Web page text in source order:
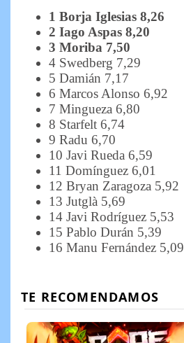
1 Borja Iglesias 8,26
2 Iago Aspas 8,20
3 Moriba 7,50
4 Swedberg 7,29
5 Damián 7,17
6 Marcos Alonso 6,92
7 Mingueza 6,80
8 Starfelt 6,74
9 Radu 6,70
10 Javi Rueda 6,59
11 Domínguez 6,01
12 Bryan Zaragoza 5,92
13 Jutglà 5,69
14 Javi Rodríguez 5,53
15 Pablo Durán 5,39
16 Manu Fernández 5,09